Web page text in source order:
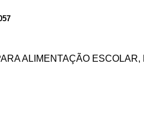
ALIMENTAÇÃO ESCOLAR,